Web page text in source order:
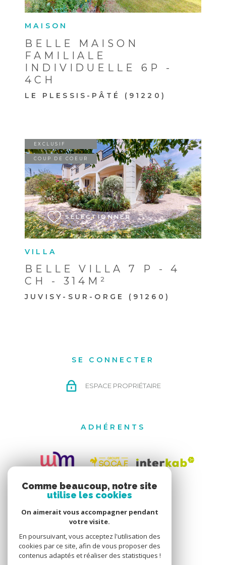
MAISON
BELLE MAISON
FAMILIALE
INDIVIDUELLE 6P -
4CH
LE PLESSIS-PÂTÉ (91220)
VILLA
BELLE VILLA 7 P - 4
CH - 314M²
JUVISY-SUR-ORGE (91260)
EXCLUSIF
COUP DE COEUR
SÉLECTIONNER
VOIR LE BIEN
SE CONNECTER
ESPACE PROPRIÉTAIRE
ADHÉRENTS
Comme beaucoup, notre site
utilise les cookies
On aimerait vous accompagner pendant
votre visite.
En poursuivant, vous acceptez l'utilisation des
cookies par ce site, afin de vous proposer des
contenus adaptés et réaliser des statistiques !